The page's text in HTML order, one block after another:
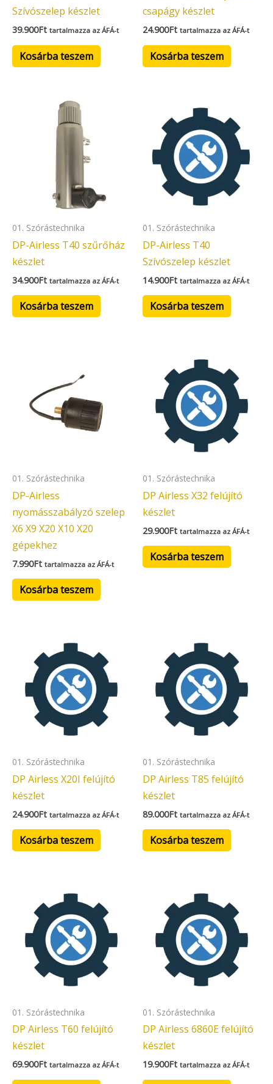
Szívószelep készlet
39.900Ft tartalmazza az ÁFÁ-t
Kosárba teszem
csapágy készlet
24.900Ft tartalmazza az ÁFÁ-t
Kosárba teszem
01. Szórástechnika
DP-Airless T40 szűrőház
készlet
34.900Ft tartalmazza az ÁFÁ-t
Kosárba teszem
01. Szórástechnika
DP-Airless T40
Szívószelep készlet
14.900Ft tartalmazza az ÁFÁ-t
Kosárba teszem
01. Szórástechnika
DP-Airless
nyomásszabályzó szelep
X6 X9 X20 X10 X20
gépekhez
7.990Ft tartalmazza az ÁFÁ-t
Kosárba teszem
01. Szórástechnika
DP Airless X32 felújító
készlet
29.900Ft tartalmazza az ÁFÁ-t
Kosárba teszem
01. Szórástechnika
DP Airless X20I felújító
készlet
24.900Ft tartalmazza az ÁFÁ-t
Kosárba teszem
01. Szórástechnika
DP Airless T85 felújító
készlet
89.000Ft tartalmazza az ÁFÁ-t
Kosárba teszem
01. Szórástechnika
DP Airless T60 felújító
készlet
69.900Ft tartalmazza az ÁFÁ-t
01. Szórástechnika
DP Airless 6860E felújító
készlet
19.900Ft tartalmazza az ÁFÁ-t